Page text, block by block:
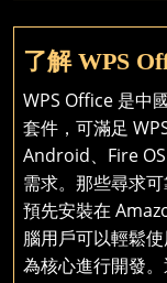
了解 WPS
WPS Office 是中
套件，可滿足
Android、Fire
需求。那些尋求
預先安裝在
腦用戶可以輕鬆
為核心進行開發